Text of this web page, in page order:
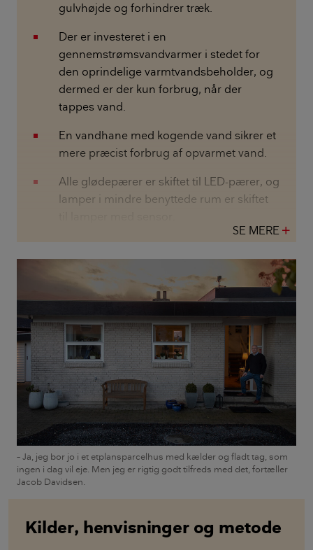
gulvhøjde og forhindrer træk.
Der er investeret i en
gennemstrømsvandvarmer i stedet for
den oprindelige varmtvandsbeholder, og
dermed er der kun forbrug, når der
tappes vand.
En vandhane med kogende vand sikrer et
mere præcist forbrug af opvarmet vand.
Alle glødepærer er skiftet til LED-pærer, og
lamper i mindre benyttede rum er skiftet
SE MERE
– Ja, jeg bor jo i et etplansparcelhus med kælder og fladt tag, som
ingen i dag vil eje. Men jeg er rigtig godt tilfreds med det, fortæller
Jacob Davidsen.
Kilder, henvisninger og metode